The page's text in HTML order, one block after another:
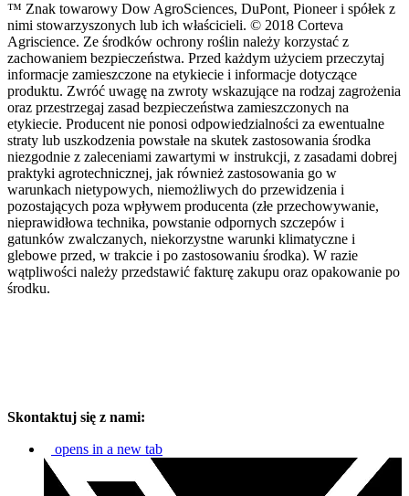
™ Znak towarowy Dow AgroSciences, DuPont, Pioneer i spółek z
nimi stowarzyszonych lub ich właścicieli. © 2018 Corteva
Agriscience. Ze środków ochrony roślin należy korzystać z
zachowaniem bezpieczeństwa. Przed każdym użyciem przeczytaj
informacje zamieszczone na etykiecie i informacje dotyczące
produktu. Zwróć uwagę na zwroty wskazujące na rodzaj zagrożenia
oraz przestrzegaj zasad bezpieczeństwa zamieszczonych na
etykiecie. Producent nie ponosi odpowiedzialności za ewentualne
straty lub uszkodzenia powstałe na skutek zastosowania środka
niezgodnie z zaleceniami zawartymi w instrukcji, z zasadami dobrej
praktyki agrotechnicznej, jak również zastosowania go w
warunkach nietypowych, niemożliwych do przewidzenia i
pozostających poza wpływem producenta (złe przechowywanie,
nieprawidłowa technika, powstanie odpornych szczepów i
gatunków zwalczanych, niekorzystne warunki klimatyczne i
glebowe przed, w trakcie i po zastosowaniu środka). W razie
wątpliwości należy przedstawić fakturę zakupu oraz opakowanie po
środku.
Skontaktuj się z nami:
opens in a new tab